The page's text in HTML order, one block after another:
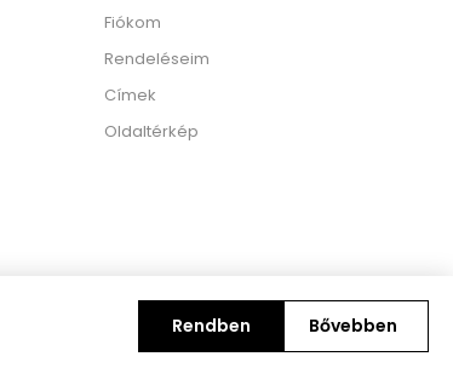
Fiókom
Rendeléseim
Címek
Oldaltérkép
Copyright © 2026 Trendibox.hu. Minden jog fenntartva.
Rendben Bővebben